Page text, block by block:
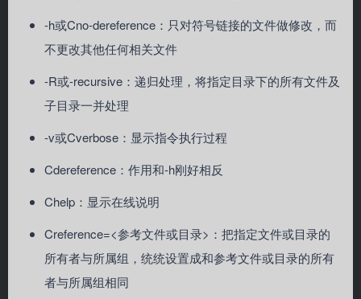
-h或Cno-dereference：只对符号链接的文件做修改，而
不更改其他任何相关文件
-R或-recursive：递归处理，将指定目录下的所有文件及
子目录一并处理
-v或Cverbose：显示指令执行过程
Cdereference：作用和-h刚好相反
Chelp：显示在线说明
Creference=<参考文件或目录>：把指定文件或目录的
所有者与所属组，统统设置成和参考文件或目录的所有
者与所属组相同